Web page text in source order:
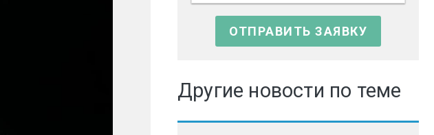
Другие новости по теме